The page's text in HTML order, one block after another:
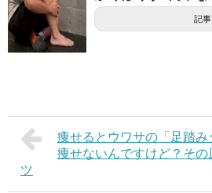
記
痩せるとウワサの「足踏
痩せないんですけど？その
ツ